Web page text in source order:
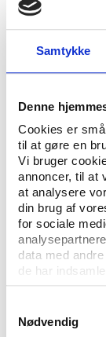
Samtykke
Denne
Cookies er
til at gøre en
Vi bruger
annoncer, til at
at analysere
din brug af
for sociale
data med
de har
Nødvendig
Forud for
man ikke
Sag mod
Tirsdagens
ansvar for
fast, at
pålægge
Den
trods en
økonomiske
med det